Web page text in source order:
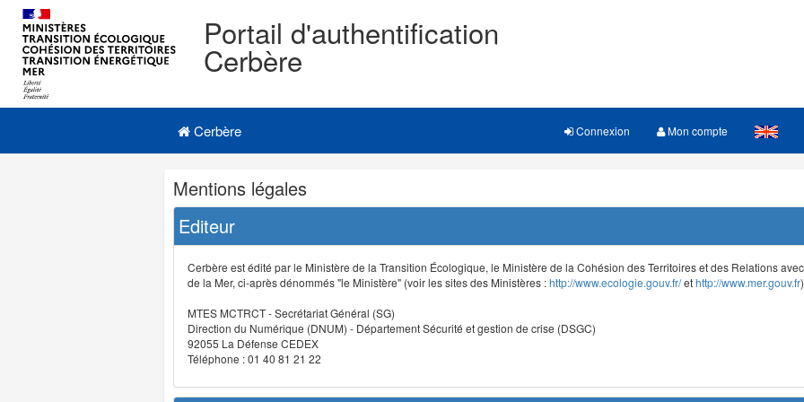
Portail d'authentification
Cerbère
Navigation
Menu principal
Cerbère Connexion Mon compte
Navigation
et
outils
annexes
Mentions légales
Editeur
Cerbère est édité par le Ministère de la Transition Écologique, le Ministère de la Cohésion des Territoires et des Relations
de la Mer, ci-après dénommés "le Ministère" (voir les sites des Ministères :http://www.ecologie.gouv.fr/ethttp://www.mer.gouv.fr
MTES MCTRCT - Secrétariat Général (SG)
Direction du Numérique (DNUM) - Département Sécurité et gestion de crise (DSGC)
92055 La Défense CEDEX
Téléphone : 01 40 81 21 22